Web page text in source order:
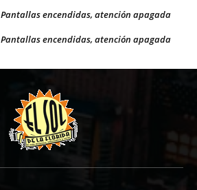
Pantallas encendidas, atención apagada
Pantallas encendidas, atención apagada